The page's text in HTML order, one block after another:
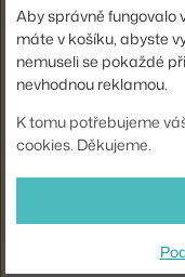
Materiál:
ocel
Sedák:
kov
Model:
LKR
Ze stejné kolekce
Aby správně fungovalo
máte v košíku, abyste
nemuseli se pokaždé
nevhodnou reklamou.
K tomu potřebujeme
cookies. Děkujeme.